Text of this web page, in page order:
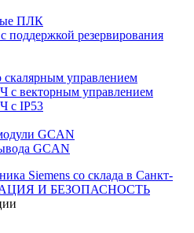
ПЛК
резервирования
управлением
с векторным управлением
с IP53
GCAN
GCAN
Siemens со склада в Санкт-
И БЕЗОПАСНОСТЬ